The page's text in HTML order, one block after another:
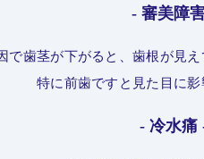
- 審美障
で歯茎が下がると、歯根が見
特に前歯ですと見た目に影
- 冷水痛